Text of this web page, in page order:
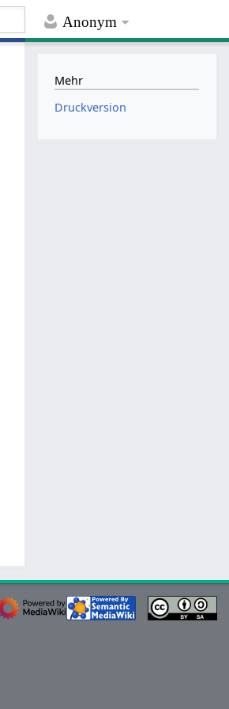
Anonym
Mehr
Druckversion